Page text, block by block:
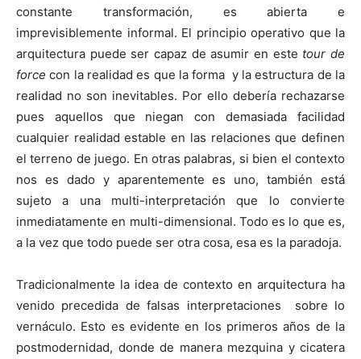
constante transformación, es abierta e
imprevisiblemente informal. El principio operativo que la
arquitectura puede ser capaz de asumir en este tour de
force con la realidad es que la forma y la estructura de la
realidad no son inevitables. Por ello debería rechazarse
pues aquellos que niegan con demasiada facilidad
cualquier realidad estable en las relaciones que definen
el terreno de juego. En otras palabras, si bien el contexto
nos es dado y aparentemente es uno, también está
sujeto a una multi-interpretación que lo convierte
inmediatamente en multi-dimensional. Todo es lo que es,
a la vez que todo puede ser otra cosa, esa es la paradoja.
Tradicionalmente la idea de contexto en arquitectura ha
venido precedida de falsas interpretaciones sobre lo
vernáculo. Esto es evidente en los primeros años de la
postmodernidad, donde de manera mezquina y cicatera